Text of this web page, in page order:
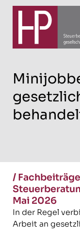
/ Fachbeiträge
Mai 2026
In der Regel
Arbeit an